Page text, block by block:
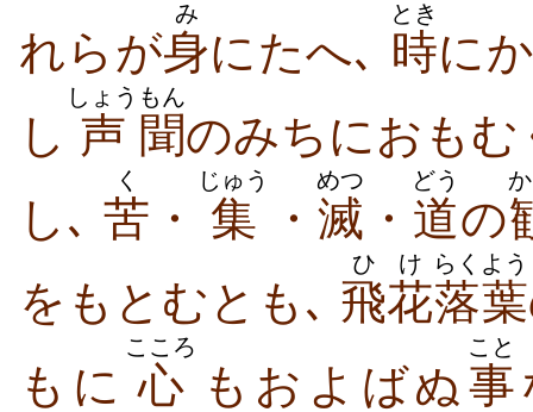
れらが身
み
にたへ､ 時
とき
に
し 声
しょう
聞
もん
のみちにおも
し､ 苦
く
・ 集
じゅう
・ 滅
めつ
・ 道
どう
の
をもとむとも､ 飛花
ひけ
落葉
らくよう
もに 心
こころ
もおよばぬ 事
こと